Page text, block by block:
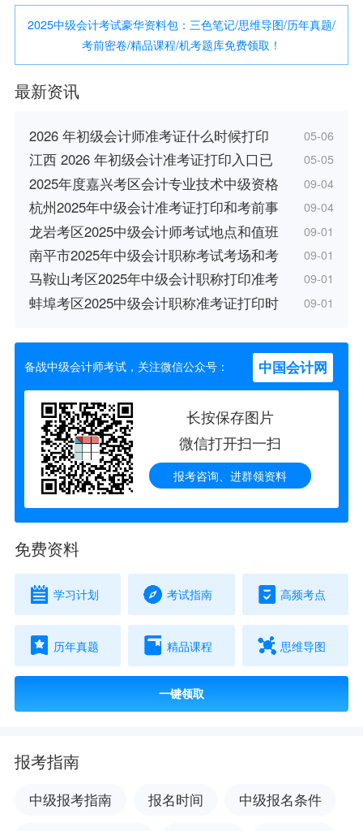
2025中级会计考试豪华资料包：三色笔记/思维导图/历年真题/
考前密卷/精品课程/机考题库免费领取！
最新资讯
2026 年初级会计师准考证什么时候打印 05-06
江西 2026 年初级会计准考证打印入口已 05-05
2025年度嘉兴考区会计专业技术中级资格 09-04
杭州2025年中级会计准考证打印和考前事 09-04
龙岩考区2025中级会计师考试地点和值班 09-01
南平市2025年中级会计职称考试考场和考 09-01
马鞍山考区2025年中级会计职称打印准考 09-01
蚌埠考区2025中级会计职称准考证打印时 09-01
备战中级会计师考试，关注微信公众号： 中国会计网
长按保存图片
微信打开扫一扫
报考咨询、进群领资料
免费资料
学习计划 考试指南 高频考点
历年真题 精品课程 思维导图
一键领取
报考指南
中级报考指南 报名时间
中级报名条件